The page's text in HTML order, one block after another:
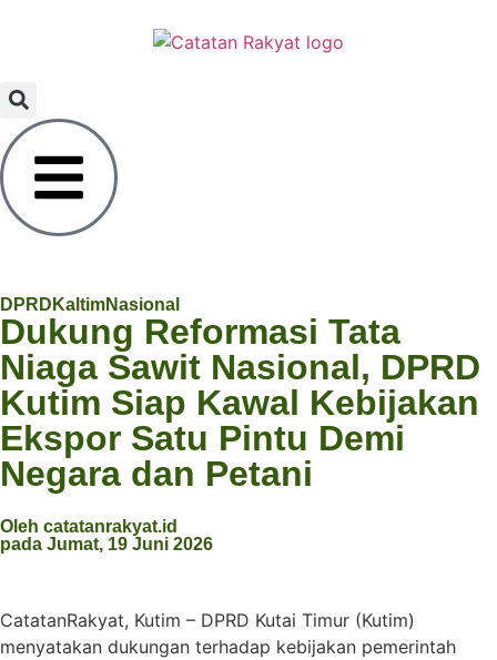
DPRD KaltimNasional
Dukung Reformasi Tata
Niaga Sawit Nasional, DPRD
Kutim Siap Kawal Kebijakan
Ekspor Satu Pintu Demi
Negara dan Petani
Oleh catatanrakyat.id
pada Jumat, 19 Juni 2026
CatatanRakyat, Kutim – DPRD Kutai Timur (Kutim)
menyatakan dukungan terhadap kebijakan pemerintah